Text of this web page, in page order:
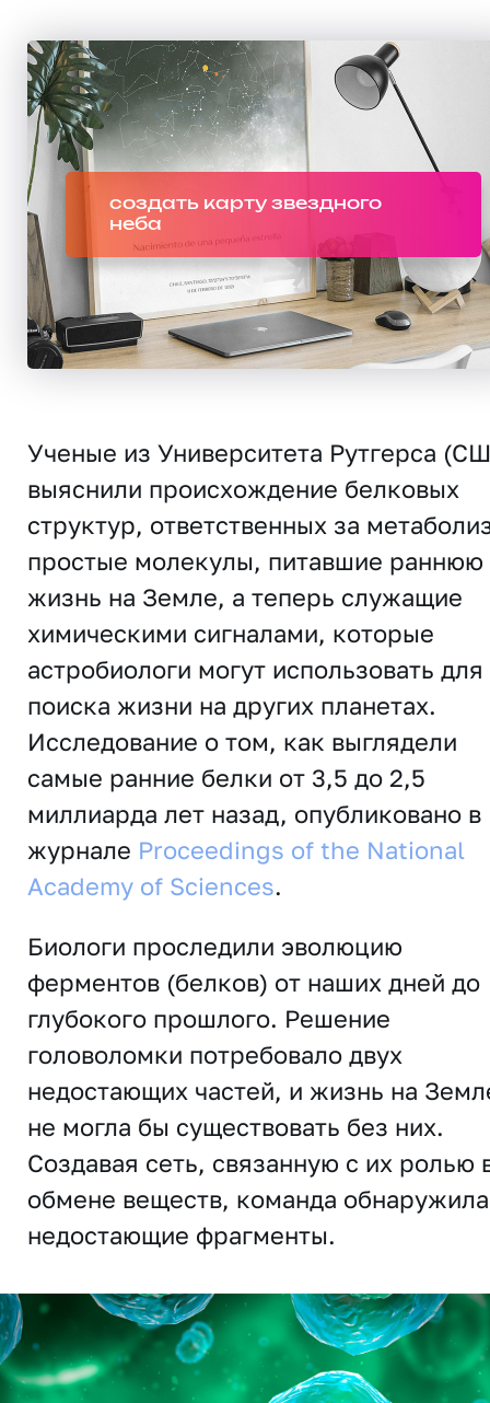
создать карту звездного
неба
Ученые из Университета Рутгерса
выяснили происхождение белковых
структур, ответственных за
простые молекулы, питавшие раннюю
жизнь на Земле, а теперь служащие
химическими сигналами, которые
астробиологи могут использовать для
поиска жизни на других планетах.
Исследование о том, как выглядели
самые ранние белки от 3,5 до 2,5
миллиарда лет назад, опубликовано в
журнале Proceedings of the National
Academy of Sciences.
Биологи проследили эволюцию
ферментов (белков) от наших дней до
глубокого прошлого. Решение
головоломки потребовало двух
недостающих частей, и жизнь на
не могла бы существовать без них.
Создавая сеть, связанную с их ролью
обмене веществ, команда обнаружила
недостающие фрагменты.